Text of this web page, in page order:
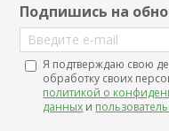
Подпишись на
Введите e-mail
Я подтверждаю свою
обработку своих
политикой о
данных и